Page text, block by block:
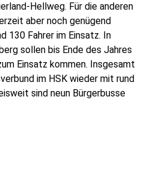
Hellweg. Für die anderen
aber noch genügend
130 Fahrer im Einsatz. In
sollen bis Ende des Jahres
Einsatz kommen. Insgesamt
im HSK wieder mit rund
sind neun Bürgerbusse